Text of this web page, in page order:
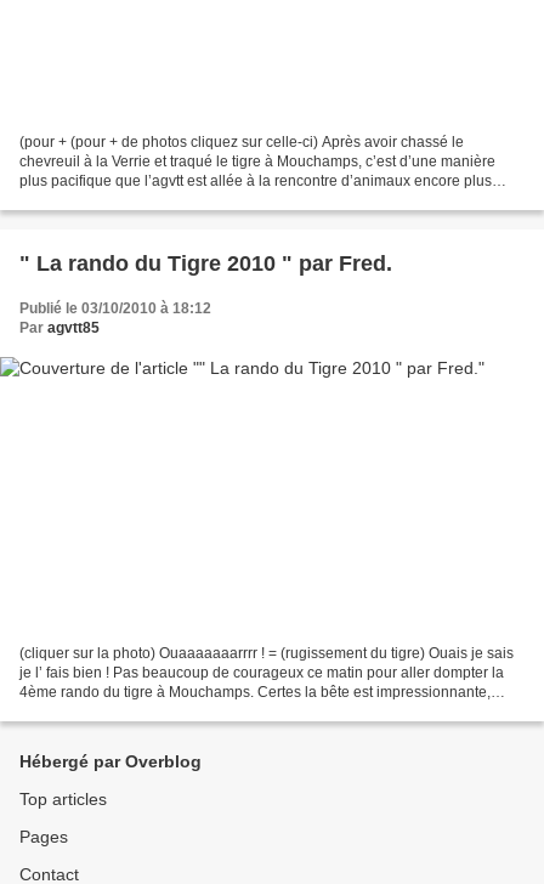
(pour + (pour + de photos cliquez sur celle-ci) Après avoir chassé le
chevreuil à la Verrie et traqué le tigre à Mouchamps, c’est d’une manière
plus pacifique que l’agvtt est allée à la rencontre d’animaux encore plus
" La rando du Tigre 2010 " par Fred.
Publié le 03/10/2010 à 18:12
Par agvtt85
(cliquer sur la photo) Ouaaaaaaarrrr ! = (rugissement du tigre) Ouais je sais
je l’ fais bien ! Pas beaucoup de courageux ce matin pour aller dompter la
4ème rando du tigre à Mouchamps. Certes la bête est impressionnante,
Hébergé par Overblog
Top articles
Pages
Contact